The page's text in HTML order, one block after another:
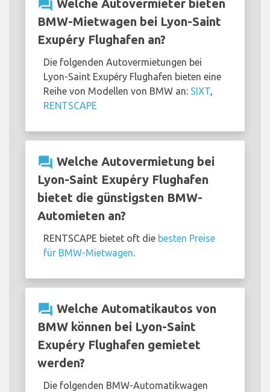
question_answer Welche Autovermieter bieten
BMW-Mietwagen bei Lyon-Saint
Exupéry Flughafen an?
Die folgenden Autovermietungen bei
Lyon-Saint Exupéry Flughafen bieten eine
Reihe von Modellen von BMW an: SIXT,
RENTSCAPE
question_answer Welche Autovermietung bei
Lyon-Saint Exupéry Flughafen
bietet die günstigsten BMW-
Automieten an?
RENTSCAPE bietet oft die besten Preise
für BMW-Mietwagen.
question_answer Welche Automatikautos von
BMW können bei Lyon-Saint
Exupéry Flughafen gemietet
werden?
Die folgenden BMW-Automatikwagen